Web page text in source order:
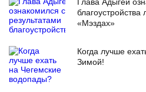
«Мэздах»
Когда лучше
Зимой!